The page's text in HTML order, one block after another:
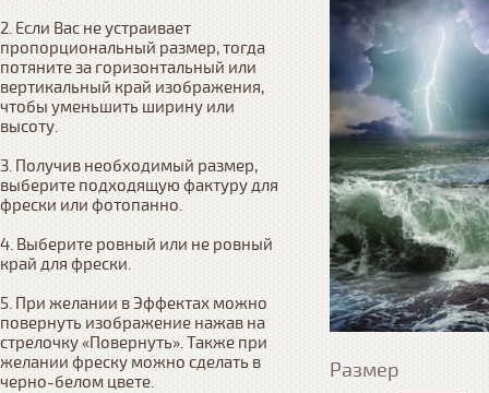
Размер
2. Если Вас не устраивает
пропорциональный размер, тогда
потяните за горизонтальный или
вертикальный край изображения,
чтобы уменьшить ширину или
высоту.
3. Получив необходимый размер,
выберите подходящую фактуру для
фрески или фотопанно.
4. Выберите ровный или не ровный
край для фрески.
5. При желании в Эффектах можно
повернуть изображение нажав на
стрелочку «Повернуть». Также при
желании фреску можно сделать в
черно-белом цвете.